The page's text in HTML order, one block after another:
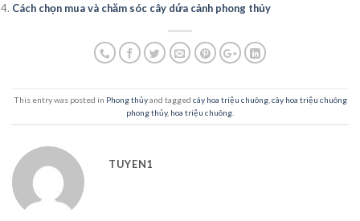
Cách chọn mua và chăm sóc cây dứa cảnh phong thủy
This entry was posted in Phong thủyand tagged cây hoa triệu chuông, cây hoa triệu chuông
phong thủy, hoa triệu chuông
TUYEN1